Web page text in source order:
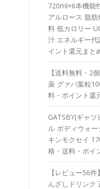
720ml×6本機能
アルロース 脂
料 低カロリー
汁 エネルギー
イント還元まと
【送料無料・2
薬 グァバ葉粒
料・ポイント還
GATSBY(ギャ
ル ボディウォ
キンモクセイ
格・送料・ポイ
【レビュー56
んざしドリンク